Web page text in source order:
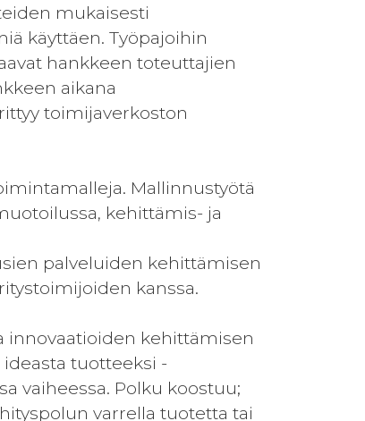
mukaisesti
käyttäen. Työpajoihin
hankkeen toteuttajien
aikana
toimijaverkoston
Mallinnustyötä
kehittämis- ja
palveluiden kehittämisen
kanssa.
innovaatioiden kehittämisen
tuotteeksi -
vaiheessa. Polku koostuu;
varrella tuotetta tai